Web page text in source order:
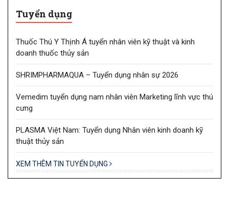
Tuyển dụng
Thuốc Thú Y Thịnh Á tuyển nhân viên kỹ thuật và kinh
doanh thuốc thủy sản
SHRIMPHARMAQUA – Tuyển dụng nhân sự 2026
Vemedim tuyển dụng nam nhân viên Marketing lĩnh vực thú
cưng
PLASMA Việt Nam: Tuyển dụng Nhân viên kinh doanh kỹ
thuật thủy sản
XEM THÊM TIN TUYỂN DỤNG